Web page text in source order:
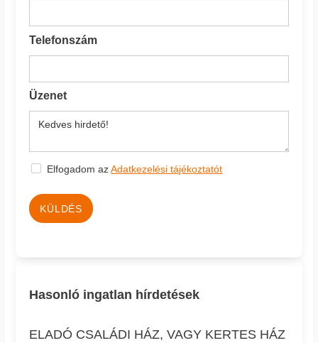
Telefonszám
Üzenet
Elfogadom azAdatkezelési tájékoztatót
KÜLDÉS
Hasonló ingatlan hírdetések
ELADÓ CSALÁDI HÁZ, VAGY KERTES HÁZ